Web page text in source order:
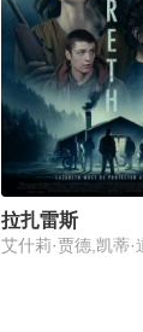
拉扎雷斯